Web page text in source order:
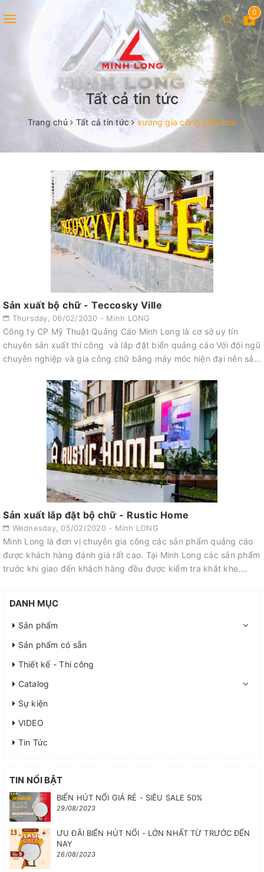
Toggle
0
Tất cả tin tức
Trang chủ Tất cả tin tức xương gia công chữ inox
Sản xuất bộ chữ - Teccosky Ville
Thursday, 06/02/2020 - Minh LONG
Công ty CP Mỹ Thuật Quảng Cáo Minh Long là cơ sở uy tín
chuyên sản xuất thi công và lắp đặt biển quảng cáo Với đội ngũ
chuyên nghiệp và gia công chữ bằng máy móc hiện đại nên sản
Sản xuất lắp đặt bộ chữ - Rustic Home
Wednesday, 05/02/2020 - Minh LONG
Minh Long là đơn vị chuyên gia công các sản phẩm quảng cáo
được khách hàng đánh giá rất cao. Tại Minh Long các sản phẩm
trước khi giao đến khách hàng đều được kiểm tra khắt khe.
DANH MỤC
Sản phẩm
Sản phẩm có sẵn
Thiết kế - Thi công
Catalog
Sự kiện
VIDEO
Tin Tức
TIN NỔI BẬT
BIỂN HÚT NỔI GIÁ RẺ - SIÊU SALE 50%
29/08/2023
ƯU ĐÃI BIỂN HÚT NỔI - LỚN NHẤT TỪ TRƯỚC ĐẾN
NAY
26/08/2023